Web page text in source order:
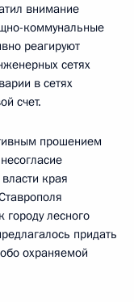
внимание
коммунальные
реагируют
сетях
в сетях
счет.
прошением
края
лесного
придать
охраняемой